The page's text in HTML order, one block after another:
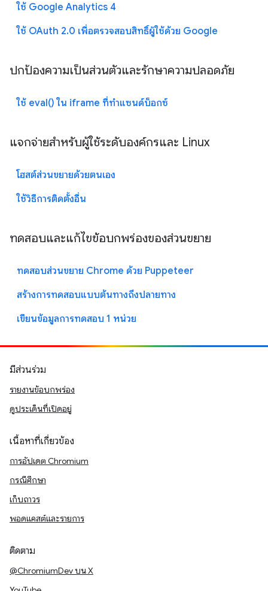
ใช้ Google Analytics 4
ใช้ OAuth 2.0 เพื่อตรวจสอบสิทธิ์ผู้ใช้ด้วย Google
ปกป้องความเป็นส่วนตัวและรักษาความปลอดภัย
ใช้ eval() ใน iframe ที่ทำแซนด์บ็อกซ์
แจกจ่ายสำหรับผู้ใช้ระดับองค์กรและ Linux
โฮสต์ส่วนขยายด้วยตนเอง
ใช้วิธีการติดตั้งอื่น
ทดสอบและแก้ไขข้อบกพร่องของส่วนขยาย
ทดสอบส่วนขยาย Chrome ด้วย Puppeteer
สร้างการทดสอบแบบต้นทางถึงปลายทาง
เขียนข้อมูลการทดสอบ 1 หน่วย
มีส่วนร่วม
รายงานข้อบกพร่อง
ดูประเด็นที่เปิดอยู่
เนื้อหาที่เกี่ยวข้อง
การอัปเดต Chromium
กรณีศึกษา
เก็บถาวร
พอดแคสต์และรายการ
ติดตาม
@ChromiumDev บน X